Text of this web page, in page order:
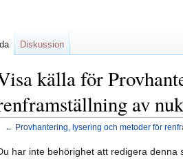
källa för
av
← Provhantering, lysering och metoder för
har inte behörighet att redigera denna
Diskussion